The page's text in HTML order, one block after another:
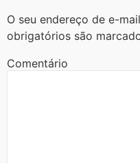
O seu endereço de e-
obrigatórios são
Comentário